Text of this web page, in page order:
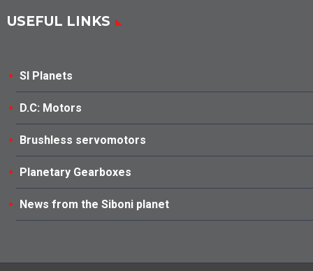
USEFUL LINKS
SI Planets
D.C: Motors
Brushless servomotors
Planetary Gearboxes
News from the Siboni planet